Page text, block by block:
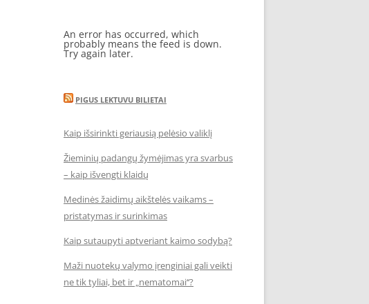
An error has occurred, which
probably means the feed is down.
Try again later.
PIGUS LEKTUVU BILIETAI
Kaip išsirinkti geriausią pelėsio valiklį
Žieminių padangų žymėjimas yra svarbus
– kaip išvengti klaidų
Medinės žaidimų aikštelės vaikams –
pristatymas ir surinkimas
Kaip sutaupyti aptveriant kaimo sodybą?
Maži nuotekų valymo įrenginiai gali veikti
ne tik tyliai, bet ir „nematomai‘‘?